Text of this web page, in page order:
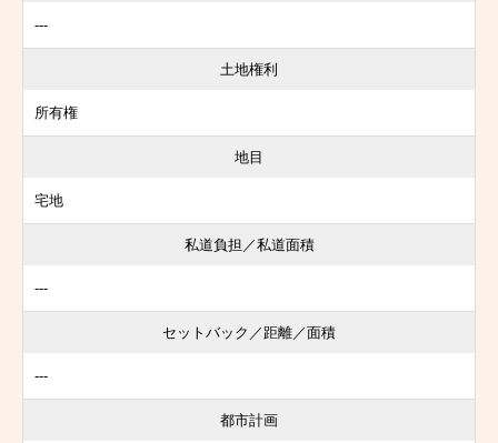
---
土地権利
所有権
地目
宅地
私道負担／私道面積
---
セットバック／距離／面積
---
都市計画